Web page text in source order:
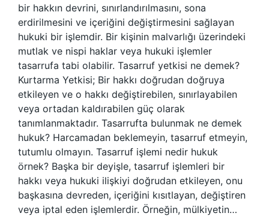
bir hakkın devrini, sınırlandırılmasını, sona
erdirilmesini ve içeriğini değiştirmesini sağlayan
hukuki bir işlemdir. Bir kişinin malvarlığı üzerindeki
mutlak ve nispi haklar veya hukuki işlemler
tasarrufa tabi olabilir. Tasarruf yetkisi ne demek?
Kurtarma Yetkisi; Bir hakkı doğrudan doğruya
etkileyen ve o hakkı değiştirebilen, sınırlayabilen
veya ortadan kaldırabilen güç olarak
tanımlanmaktadır. Tasarrufta bulunmak ne demek
hukuk? Harcamadan beklemeyin, tasarruf etmeyin,
tutumlu olmayın. Tasarruf işlemi nedir hukuk
örnek? Başka bir deyişle, tasarruf işlemleri bir
hakkı veya hukuki ilişkiyi doğrudan etkileyen, onu
başkasına devreden, içeriğini kısıtlayan, değiştiren
veya iptal eden işlemlerdir. Örneğin, mülkiyetin…